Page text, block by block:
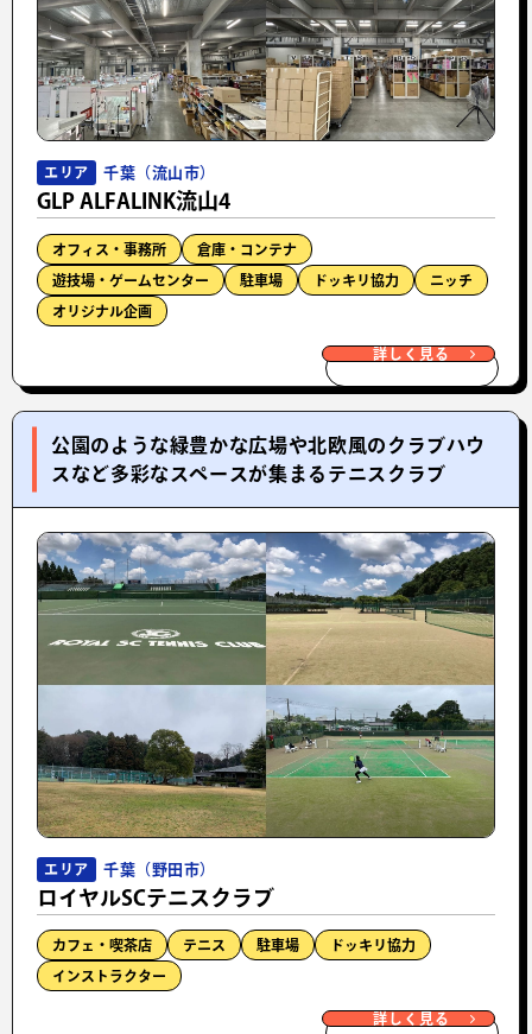
エリア 千葉（流山市）
GLP ALFALINK流山4
オフィス・事務所 倉庫・コンテナ
遊技場・ゲームセンター 駐車場 ドッキリ協力 ニッチ
オリジナル企画
詳しく見る
公園のような緑豊かな広場や北欧風のクラブハウ
スなど多彩なスペースが集まるテニスクラブ
エリア 千葉（野田市）
ロイヤルSCテニスクラブ
カフェ・喫茶店 テニス 駐車場 ドッキリ協力
インストラクター
詳しく見る